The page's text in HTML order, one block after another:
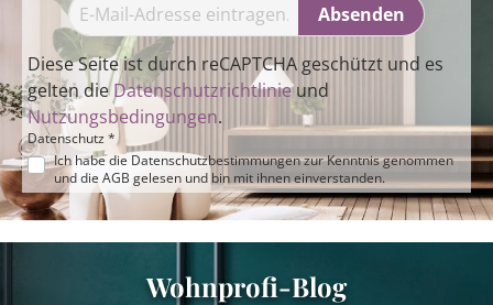
Absenden
Diese Seite ist durch reCAPTCHA geschützt und es
gelten dieDatenschutzrichtlinieund
Nutzungsbedingungen.
Datenschutz *
Ich habe die Datenschutzbestimmungenzur Kenntnis genommen
und die AGB gelesen und bin mit ihnen einverstanden.
Wohnprofi-Blog